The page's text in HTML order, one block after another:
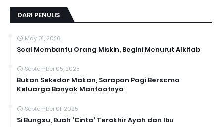
DARI PENULIS
May 01, 2026
Soal Membantu Orang Miskin, Begini Menurut Alkitab
September 05, 2025
Bukan Sekedar Makan, Sarapan Pagi Bersama
Keluarga Banyak Manfaatnya
September 01, 2025
Si Bungsu, Buah 'Cinta' Terakhir Ayah dan Ibu